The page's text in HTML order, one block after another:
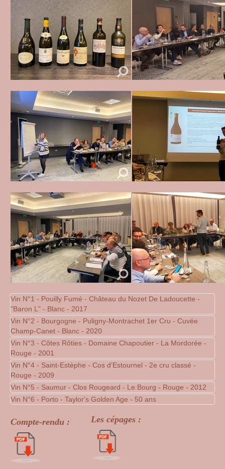
Vin N°1 - Pouilly Fumé - Château du Nozet De Ladoucette -
"Baron L" - Blanc - 2017
Vin N°2 - Bourgogne - Puligny-Montrachet 1er Cru - Cuvée
Champ-Canet - Blanc - 2020
Vin N°3 - Côtes Rôties - Domaine Chapoutier - La Mordorée -
Rouge - 2001
Vin N°4 - Saint-Estèphe - Cos d’Estournel - 2e cru classé -
Rouge - 2009
Vin N°5 - Saumur - Clos Rougeard - Le Bourg - Rouge - 2012
Vin N°6 - Porto - Taylor's Golden Age - 50 ans
Compte-rendu : Les cépages :